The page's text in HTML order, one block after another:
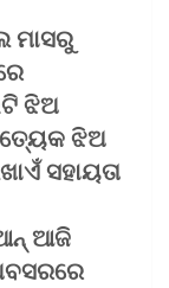
ମାସରୁ
ଝିଅ
ଝିଅ
ସହାୟତା
ଆଜି